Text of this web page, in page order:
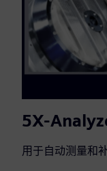
5X-
用于自动测量和